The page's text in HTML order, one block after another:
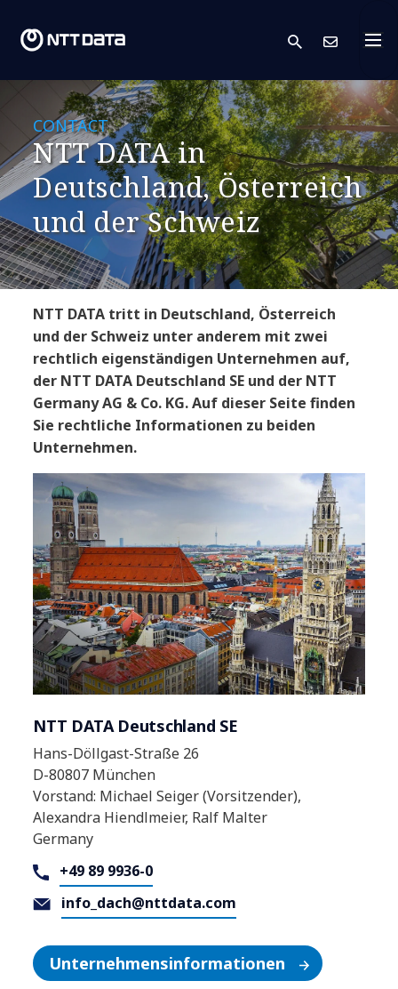
search
CONTACT
NTT DATA in
Deutschland, Österreich
und der Schweiz
NTT DATA tritt in Deutschland, Österreich
und der Schweiz unter anderem mit zwei
rechtlich eigenständigen Unternehmen auf,
der NTT DATA Deutschland SE und der NTT
Germany AG & Co. KG. Auf dieser Seite finden
Sie rechtliche Informationen zu beiden
Unternehmen.
NTT DATA Deutschland SE
Hans-Döllgast-Straße 26
D-80807 München
Vorstand: Michael Seiger (Vorsitzender),
Alexandra Hiendlmeier, Ralf Malter
Germany
+49 89 9936-0
info_dach@nttdata.com
Unternehmensinformationen